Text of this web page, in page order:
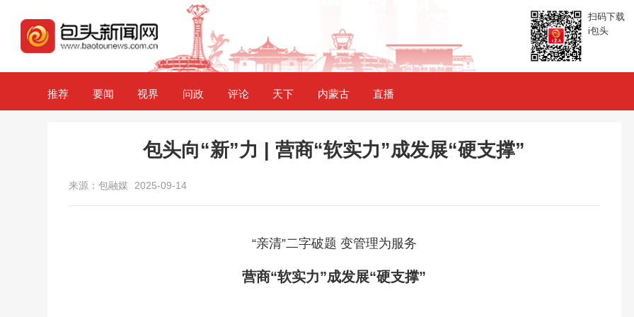
扫码下载
i包头
推荐 要闻 视界 问政 评论 天下 内蒙古 直播
包头向“新”力 | 营商“软实力”成发展“硬支撑”
来源：包融媒 2025-09-14
“亲清”二字破题 变管理为服务
营商“软实力”成发展“硬支撑”